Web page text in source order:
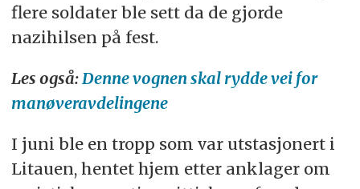
flere soldater ble sett da de gjorde
nazihilsen på fest.
Les også: Denne vognen skal rydde vei for
manøveravdelingene
I juni ble en tropp som var utstasjonert i
Litauen, hentet hjem etter anklager om